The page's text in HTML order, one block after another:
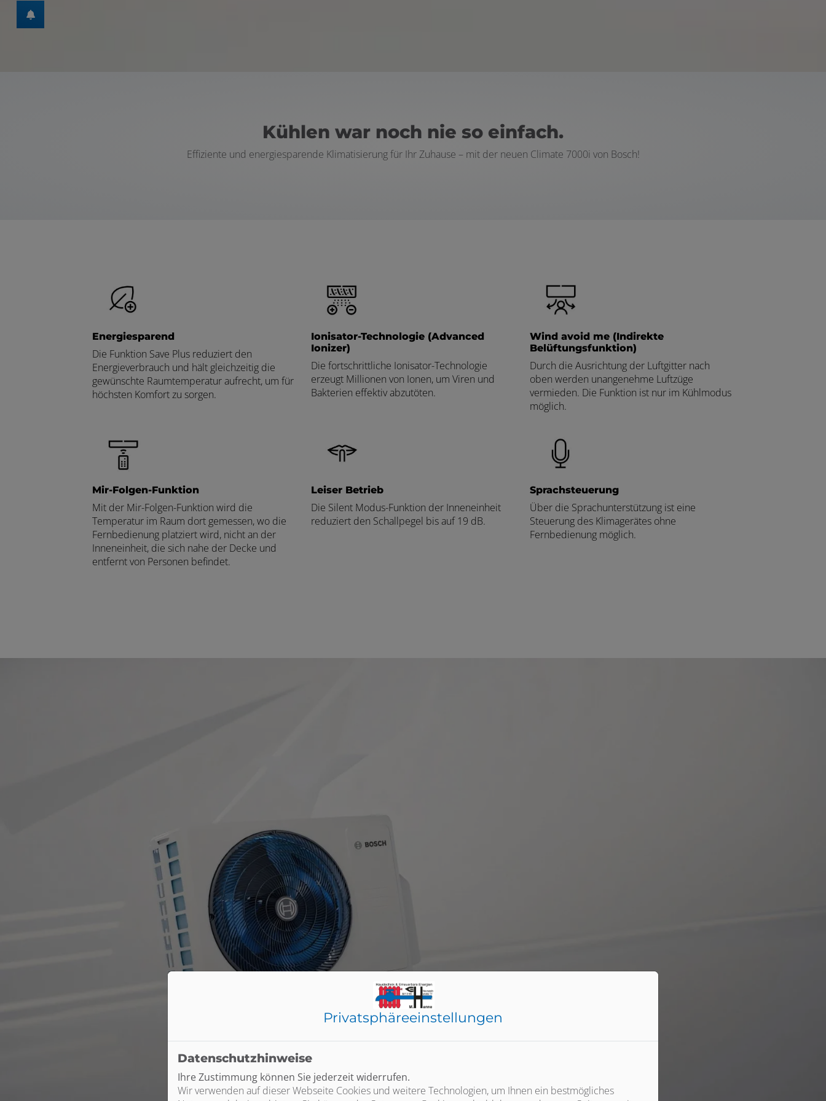
Kühlen war noch nie so einfach.
Effiziente und energiesparende Klimatisierung für Ihr Zuhause – mit der neuen Climate 7000i von Bosch!
Energiesparend
Die Funktion Save Plus reduziert den
Energieverbrauch und hält gleichzeitig die
gewünschte Raumtemperatur aufrecht, um für
höchsten Komfort zu sorgen.
Ionisator-Technologie (Advanced
Ionizer)
Die fortschrittliche Ionisator-Technologie
erzeugt Millionen von Ionen, um Viren und
Bakterien effektiv abzutöten.
Wind avoid me (Indirekte
Belüftungsfunktion)
Durch die Ausrichtung der Luftgitter nach
oben werden unangenehme Luftzüge
vermieden. Die Funktion ist nur im Kühlmodus
möglich.
Mir-Folgen-Funktion
Mit der Mir-Folgen-Funktion wird die
Temperatur im Raum dort gemessen, wo die
Fernbedienung platziert wird, nicht an der
Inneneinheit, die sich nahe der Decke und
entfernt von Personen befindet.
Leiser Betrieb
Die Silent Modus-Funktion der Inneneinheit
reduziert den Schallpegel bis auf 19 dB.
Sprachsteuerung
Über die Sprachunterstützung ist eine
Steuerung des Klimagerätes ohne
Fernbedienung möglich.
Privatsphäre­einstellungen
Datenschutzhinweise
Ihre Zustimmung können Sie jederzeit widerrufen.
Wir verwenden auf dieser Webseite Cookies und weitere Technologien, um Ihnen ein bestmögliches